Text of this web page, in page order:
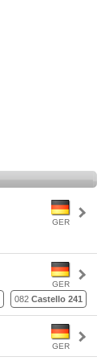
GER
GER
082 Castello 241
GER